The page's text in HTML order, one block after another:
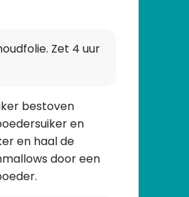
Zet 4 uur
bestoven
en
en haal de
door een